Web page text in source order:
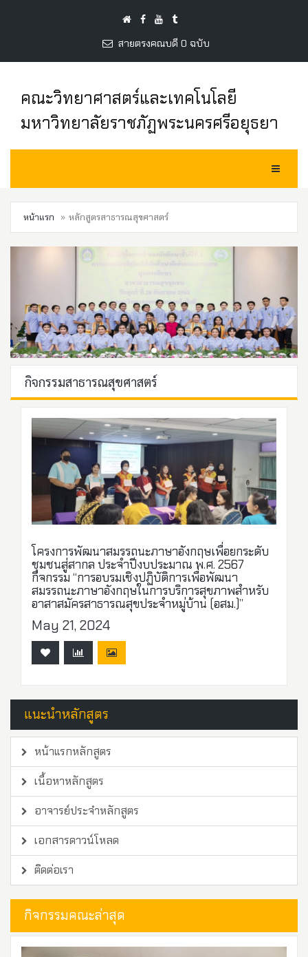
สายตรงคณบดี 0 ฉบับ
คณะวิทยาศาสตร์และเทคโนโลยี
มหาวิทยาลัยราชภัฏพระนครศรีอยุธยา
Toggle
หน้าแรก หลักสูตรสาธารณสุขศาสตร์
กิจกรรมสาธารณสุขศาสตร์
โครงการพัฒนาสมรรถนะภาษาอังกฤษเพื่อยกระดับ
ชุมชนสู่สากล ประจำปีงบประมาณ พ.ศ. 2567
กิจกรรม “การอบรมเชิงปฏิบัติการเพื่อพัฒนา
สมรรถนะภาษาอังกฤษในการบริการสุขภาพสำหรับ
อาสาสมัครสาธารณสุขประจำหมู่บ้าน (อสม.)”
May 21, 2024
แนะนำหลักสูตร
หน้าแรกหลักสูตร
เนื้อหาหลักสูตร
อาจารย์ประจำหลักสูตร
เอกสารดาวน์โหลด
ติดต่อเรา
กิจกรรมคณะล่าสุด